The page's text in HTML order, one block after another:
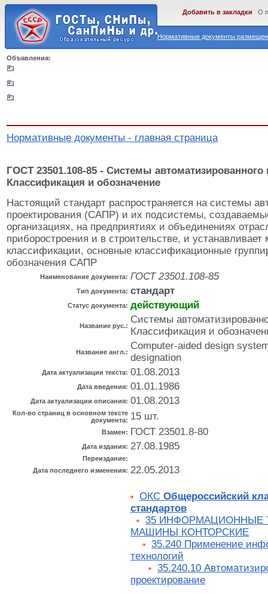
Нормативные документы
Добавить в закладки О
Объявления:
Нормативные документы - главная страница
ГОСТ 23501.108-85 - Системы автоматизированного
Классификация и обозначение
Настоящий стандарт распространяется на системы
проектирования (САПР) и их подсистемы,
организациях, на предприятиях и объединениях
приборостроения и в строительстве, и устанавливает
классификации, основные классификационные
обозначения САПР
Наименование документа: ГОСТ 23501.108-85
Тип документа: стандарт
Статус документа: действующий
Название рус.:
Системы
Классификация и
Название англ.:
Computer-aided design
designation
Дата актуализации текста: 01.08.2013
Дата введения: 01.01.1986
Дата актуализации описания: 01.08.2013
Кол-во страниц в основном тексте
документа: 15 шт.
Взамен: ГОСТ 23501.8-80
Дата издания: 27.08.1985
Переиздание:
Дата последнего изменения: 22.05.2013
ОКС Общероссийский
стандартов
35 ИНФОРМАЦИОННЫЕ
МАШИНЫ КОНТОРСКИЕ
35.240 Применение
технологий
35.240.10
проектирование